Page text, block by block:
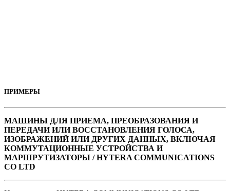
ПРИМЕРЫ
МАШИНЫ ДЛЯ ПРИЕМА, ПРЕОБРАЗОВАНИЯ И
ПЕРЕДАЧИ ИЛИ ВОССТАНОВЛЕНИЯ ГОЛОСА,
ИЗОБРАЖЕНИЙ ИЛИ ДРУГИХ ДАННЫХ, ВКЛЮЧАЯ
КОММУТАЦИОННЫЕ УСТРОЙСТВА И
МАРШРУТИЗАТОРЫ / HYTERA COMMUNICATIONS
CO LTD